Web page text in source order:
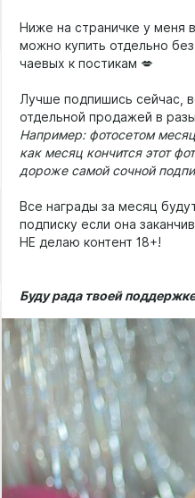
Ниже на страничке у меня
можно купить отдельно
чаевых к постикам 💋
Лучше подпишись сейчас,
отдельной продажей в
Например: фотосетом
как месяц кончится этот
дороже самой сочной
Все награды за месяц
подписку если она
НЕ делаю контент 18+!
Буду рада твоей